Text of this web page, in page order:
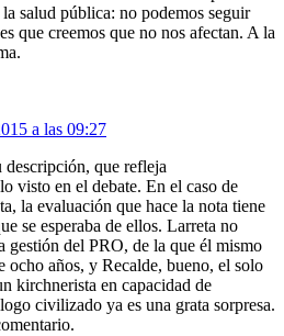
salud pública: no podemos seguir
que creemos que no nos afectan. A la
a las 09:27
que refleja
visto en el debate. En el caso de
la evaluación que hace la nota tiene
se esperaba de ellos. Larreta no
gestión del PRO, de la que él mismo
ocho años, y Recalde, bueno, el solo
kirchnerista en capacidad de
civilizado ya es una grata sorpresa.